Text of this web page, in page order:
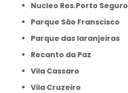
Nucleo Res.Porto Seguro
Parque São Franscisco
Parque das laranjeiras
Recanto da Paz
Vila Cassaro
Vila Cruzeiro